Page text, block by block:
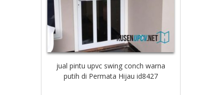
jual pintu upvc swing conch warna
putih di Permata Hijau id8427